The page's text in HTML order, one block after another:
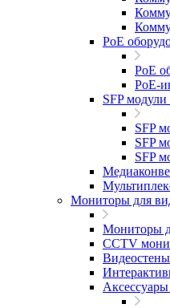
PoE
PoE
PoE-
SFP модули
SFP
SFP
SFP
Мониторы для
Мониторы
CCTV
Видеостены